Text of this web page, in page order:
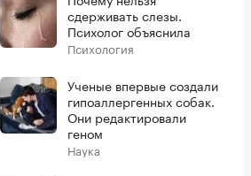
сдерживать слезы.
Психолог объяснила
Психология
Ученые впервые создали
гипоаллергенных собак.
Они редактировали
геном
Наука